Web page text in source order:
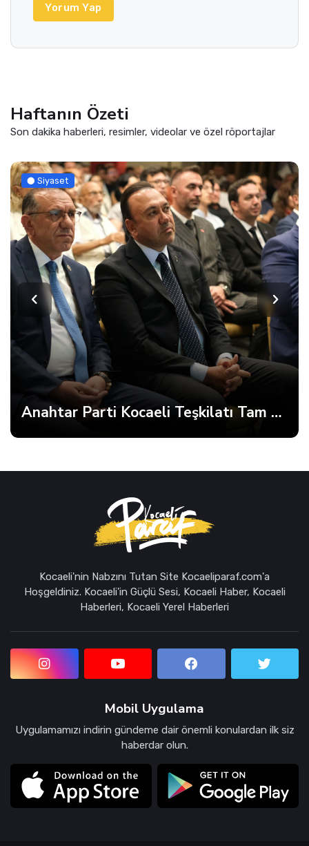
Yorum Yap
Haftanın Özeti
Son dakika haberleri, resimler, videolar ve özel röportajlar
Siyaset
Anahtar Parti Kocaeli Teşkilatı Tam Kadro Toplandı
Kocaeli'nin Nabzını Tutan Site Kocaeliparaf.com'a
Hoşgeldiniz. Kocaeli'in Güçlü Sesi, Kocaeli Haber, Kocaeli
Haberleri, Kocaeli Yerel Haberleri
Mobil Uygulama
Uygulamamızı indirin gündeme dair önemli konulardan ilk siz
haberdar olun.